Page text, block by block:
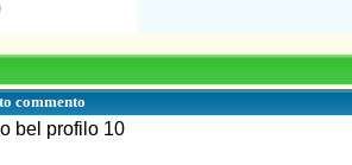
commento
bel profilo 10